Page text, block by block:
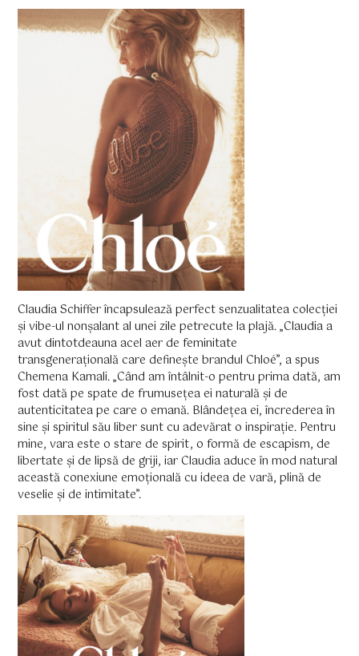
Claudia Schiffer încapsulează perfect senzualitatea colecției
și vibe-ul nonșalant al unei zile petrecute la plajă. „Claudia a
avut dintotdeauna acel aer de feminitate
transgenerațională care definește brandul Chloé”, a spus
Chemena Kamali. „Când am întâlnit-o pentru prima dată, am
fost dată pe spate de frumusețea ei naturală și de
autenticitatea pe care o emană. Blândețea ei, încrederea în
sine și spiritul său liber sunt cu adevărat o inspirație. Pentru
mine, vara este o stare de spirit, o formă de escapism, de
libertate și de lipsă de griji, iar Claudia aduce în mod natural
această conexiune emoțională cu ideea de vară, plină de
veselie și de intimitate”.